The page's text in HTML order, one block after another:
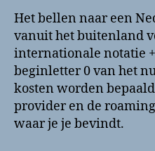
Het bellen naar een
vanuit het buitenland
internationale notatie
beginletter 0 van het
kosten worden
provider en de
waar je je bevindt.